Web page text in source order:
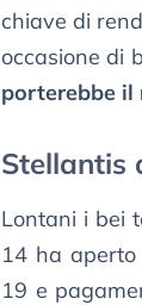
chiave di
occasione di
porterebbe
Stellantis
Lontani i bei
14 ha
19 e